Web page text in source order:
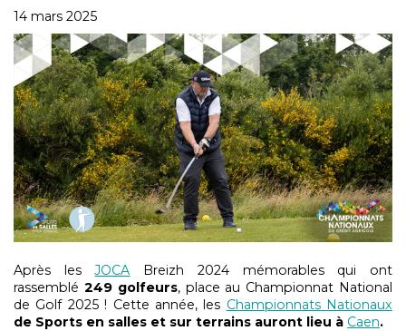
14 mars 2025
Après lesJOCA Breizh 2024 mémorables qui ont
rassemblé 249 golfeurs, place au Championnat National
de Golf 2025 ! Cette année, les Championnats Nationaux
de Sports en salles et sur terrains auront lieu à Caen.